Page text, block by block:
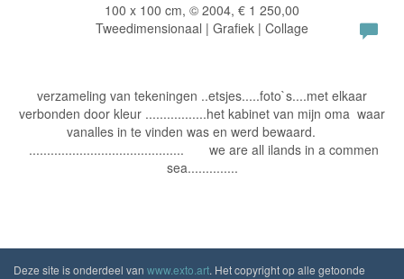
100 x 100 cm, © 2004, € 1 250,00
Tweedimensionaal | Grafiek | Collage
verzameling van tekeningen ..etsjes.....foto`s....met elkaar
verbonden door kleur .................het kabinet van mijn oma waar
vanalles in te vinden was en werd bewaard.
........................................... we are all ilands in a commen
sea..............
Deze site is onderdeel van www.exto.art. Het copyright op alle getoonde